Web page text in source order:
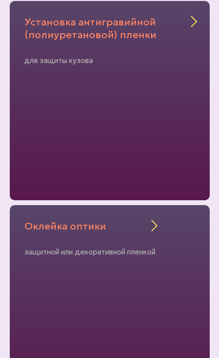
Установка антигравийной
(полиуретановой) пленки
для защиты кузова
Оклейка оптики
защитной или декоративной пленкой